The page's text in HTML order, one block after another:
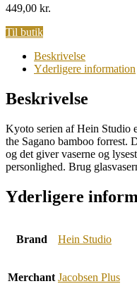
449,00 kr.
Til butik
Beskrivelse
Yderligere information
Beskrivelse
Kyoto serien af Hein Studio
the Sagano bamboo forrest.
og det giver vaserne og
personlighed. Brug
Yderligere
Brand Hein Studio
Merchant Jacobsen Plus